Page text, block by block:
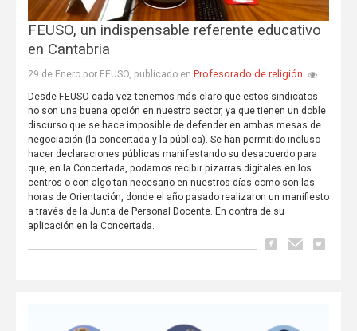
FEUSO, un indispensable referente educativo
en Cantabria
29 de Enero por FEUSO, publicado en Profesorado de religión
Desde FEUSO cada vez tenemos más claro que estos sindicatos
no son una buena opción en nuestro sector, ya que tienen un doble
discurso que se hace imposible de defender en ambas mesas de
negociación (la concertada y la pública). Se han permitido incluso
hacer declaraciones públicas manifestando su desacuerdo para
que, en la Concertada, podamos recibir pizarras digitales en los
centros o con algo tan necesario en nuestros días como son las
horas de Orientación, donde el año pasado realizaron un manifiesto
a través de la Junta de Personal Docente. En contra de su
aplicación en la Concertada.